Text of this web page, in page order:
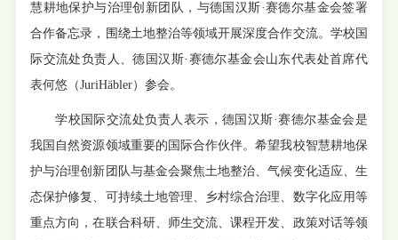
慧耕地保护与治理创新团队，与德国汉斯·赛德尔基金会签署
合作备忘录，围绕土地整治等领域开展深度合作交流。学校国
际交流处负责人、德国汉斯·赛德尔基金会山东代表处首席代
表何悠（JuriHäbler）参会。
学校国际交流处负责人表示，德国汉斯·赛德尔基金会是
我国自然资源领域重要的国际合作伙伴。希望我校智慧耕地保
护与治理创新团队与基金会聚焦土地整治、气候变化适应、生
态保护修复、可持续土地管理、乡村综合治理、数字化应用等
重点方向，在联合科研、师生交流、课程开发、政策对话等领